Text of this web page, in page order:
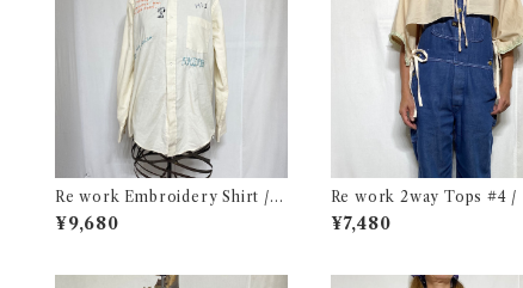
Re work Embroidery Shirt /
リワーク ハンド刺繍入り シャツ
古着
¥9,680
Re work 2way Tops #4 /
ーク 2way トップス 古着
¥7,480